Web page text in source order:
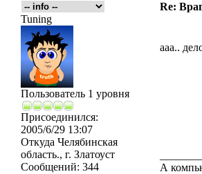
Re:
Tuning
Пользователь 1 уровня
Присоединился:
2005/6/29 13:07
Откуда Челябинская
область., г. Златоуст
Сообщений: 344
ааа..
А